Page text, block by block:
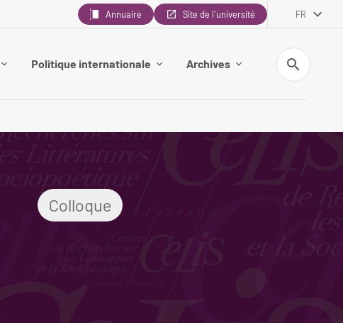
Annuaire Site de l'université FR
Politique internationale Archives
Recherche
Colloque